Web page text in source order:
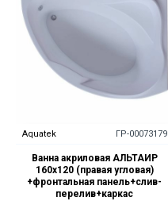
Aquatek ГР-00073179
Ванна акриловая АЛЬТАИР
160х120 (правая угловая)
+фронтальная панель+слив-
перелив+каркас